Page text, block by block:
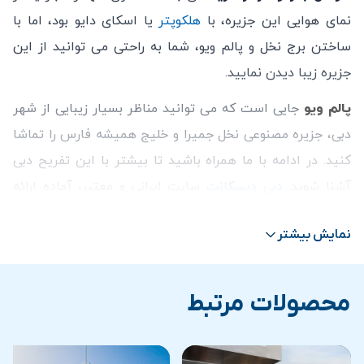
نمی باشد.
نمای هوایی این جزیره، با هلکوپتریا اسکای دایو بود، اما با
ساختن برج نخل و پالم ویو، شما به راحتی می توانید از این
جزیره زیبا دیدن نمایید.
پالم ویو جایی است که می توانید مناظر بسیار زیبایی از شهر
دبی، جزیره مصنوعی نخل جمیرا و خلیج همیشه فارس را تماشا
کنید. در ادامه با ما همراه باشید تا بیشتر با این تفریح دبی
دبی دیسکانت
اجاره خودرو در دبی
آنچه در ادامه خواهید خواند:
تور پالم ویو
2 برج نخل (Palm Tower) کجاست؟
نمایش بیشتر
محصولات مرتبط